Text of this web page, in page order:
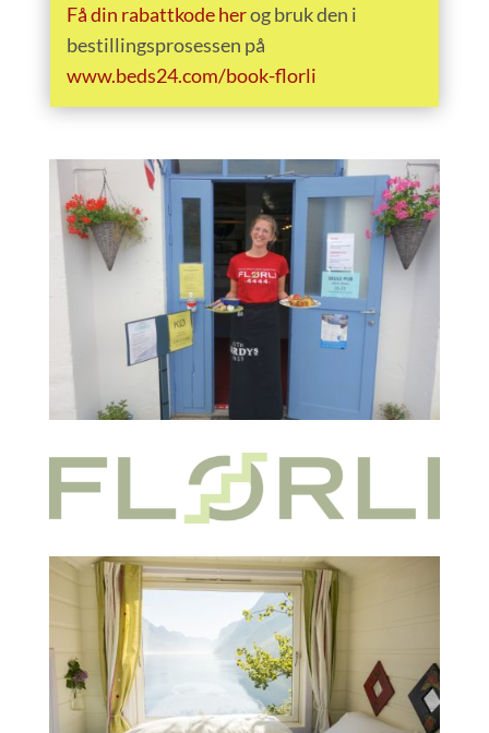
Få din rabattkode herog bruk den i
bestillingsprosessen på
www.beds24.com/book-florli